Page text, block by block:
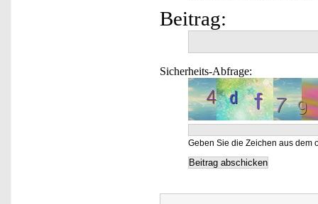
Beitrag:
Sicherheits-Abfrage:
Geben Sie die Zeichen aus dem